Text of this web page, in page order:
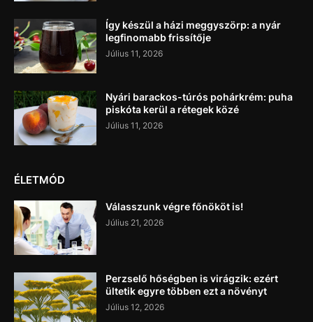
Így készül a házi meggyszörp: a nyár
legfinomabb frissítője
Július 11, 2026
Nyári barackos-túrós pohárkrém: puha
piskóta kerül a rétegek közé
Július 11, 2026
ÉLETMÓD
Válasszunk végre főnököt is!
Július 21, 2026
Perzselő hőségben is virágzik: ezért
ültetik egyre többen ezt a növényt
Július 12, 2026